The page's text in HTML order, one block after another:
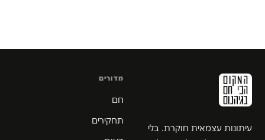
עיתונות עצמאית חוקרת. בלי
מדורים
חם
תחקירים